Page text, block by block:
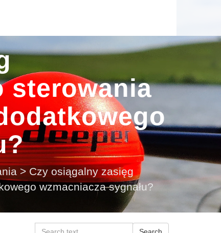
sterowania
> Czy osiągalny zasięg
wzmacniacza sygnału?